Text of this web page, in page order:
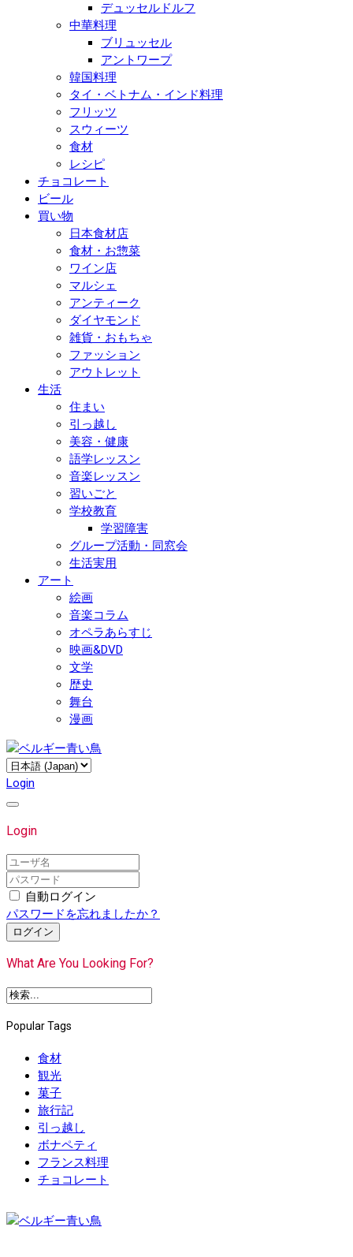
デュッセルドルフ
中華料理
ブリュッセル
アントワープ
韓国料理
タイ・ベトナム・インド料理
フリッツ
スウィーツ
食材
レシピ
チョコレート
ビール
買い物
日本食材店
食材・お惣菜
ワイン店
マルシェ
アンティーク
ダイヤモンド
雑貨・おもちゃ
ファッション
アウトレット
生活
住まい
引っ越し
美容・健康
語学レッスン
音楽レッスン
習いごと
学校教育
学習障害
グループ活動・同窓会
生活実用
アート
絵画
音楽コラム
オペラあらすじ
映画&DVD
文学
歴史
舞台
漫画
Login
Login
自動ログイン
パスワードを忘れましたか？
ログイン
What Are You Looking For?
Popular Tags
食材
観光
菓子
旅行記
引っ越し
ボナペティ
フランス料理
チョコレート